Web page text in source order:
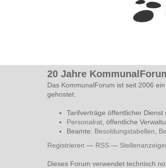
20 Jahre
Das KommunalForum ist seit 2006
gehostet.
Tarifverträge öffentlicher Dienst
Personalrat , öffentliche
Beamte: Besoldungstabellen
Registrieren — RSS —
Dieses Forum verwendet technisch